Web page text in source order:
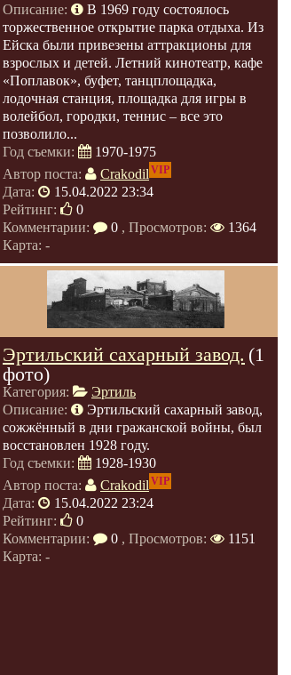
Описание:
В 1969 году состоялось
торжественное открытие парка отдыха. Из
Ейска были привезены аттракционы для
взрослых и детей. Летний кинотеатр, кафе
«Поплавок», буфет, танцплощадка,
лодочная станция, площадка для игры в
волейбол, городки, теннис – все это
позволило...
Год съемки:
1970-1975
Автор поста:
Crakodil VIP
Дата:
15.04.2022 23:34
Рейтинг:
0
Комментарии:
0 , Просмотров:
1364
Карта: -
Эртильский сахарный завод. (1
фото)
Категория:
Эртиль
Описание:
Эртильский сахарный завод,
сожжённый в дни гражанской войны, был
восстановлен 1928 году.
Год съемки:
1928-1930
Автор поста:
Crakodil VIP
Дата:
15.04.2022 23:24
Рейтинг:
0
Комментарии:
0 , Просмотров:
1151
Карта: -